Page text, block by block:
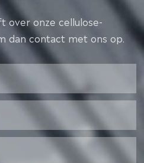
over onze cellulose-
dan contact met ons op.